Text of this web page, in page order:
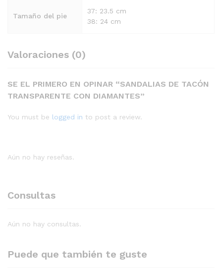
Tamaño del pie
37: 23.5 cm
38: 24 cm
Valoraciones (0)
SE EL PRIMERO EN OPINAR “SANDALIAS DE TACÓN
TRANSPARENTE CON DIAMANTES”
You must be logged in to post a review.
Aún no hay reseñas.
Consultas
Aún no hay consultas.
Puede que también te guste